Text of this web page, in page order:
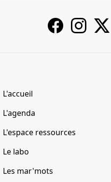
L'accueil
L'agenda
L'espace ressources
Le labo
Les mar'mots